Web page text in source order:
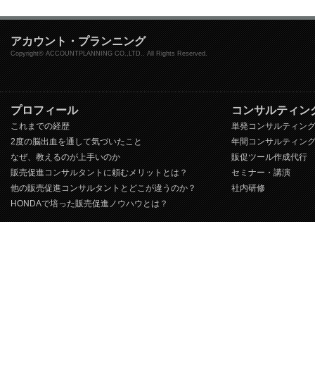
アカウント・プランニング
Copyright© ACCOUNTPLANNING CO.,LTD.. All Rights Reserved.
プロフィール
これまでの経歴
2度の脳出血を通して気づいたこと
なぜ、教えるのが上手いのか
販売促進コンサルタントに頼むメリットとは？
他の販売促進コンサルタントとどこが違うのか？
HONDAで培った販売促進ノウハウとは？
コンサルティン
単発コンサルティング
年間コンサルティング
販促ツール作成代行
セミナー・講演
社内研修